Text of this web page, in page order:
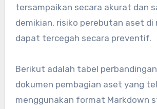
tersampaikan secara akurat dan
demikian, risiko perebutan aset di
dapat tercegah secara preventif.
Berikut adalah tabel
dokumen pembagian aset yang
menggunakan format Markdown